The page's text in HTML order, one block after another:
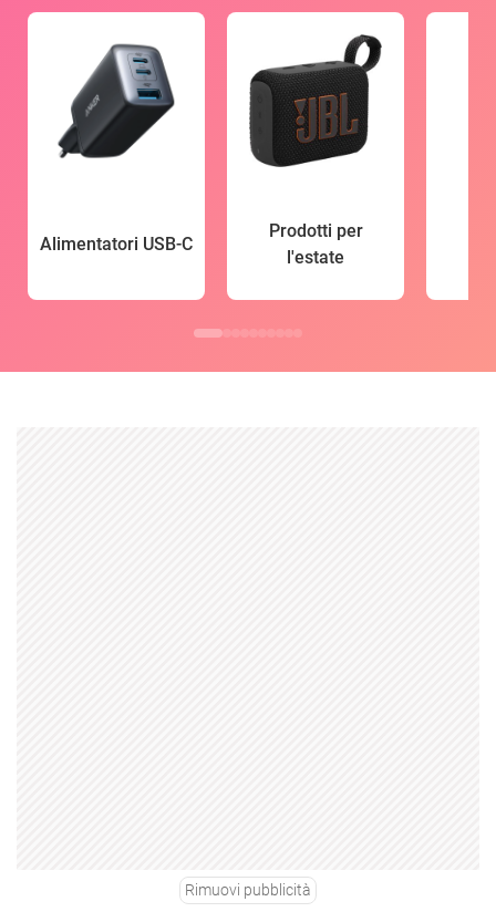
Alimentatori USB-C
Prodotti per
l'estate
Rimuovi pubblicità